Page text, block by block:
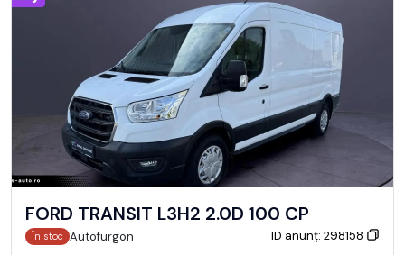
FORD TRANSIT L3H2 2.0D 100 CP
În stoc Autofurgon ID anunț: 298158